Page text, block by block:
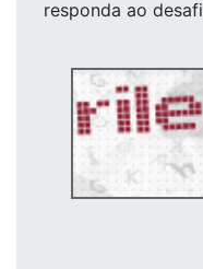
responda ao